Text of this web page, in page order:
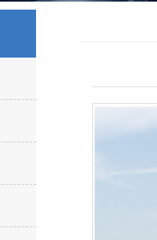
先系统
太仓机动车尾气